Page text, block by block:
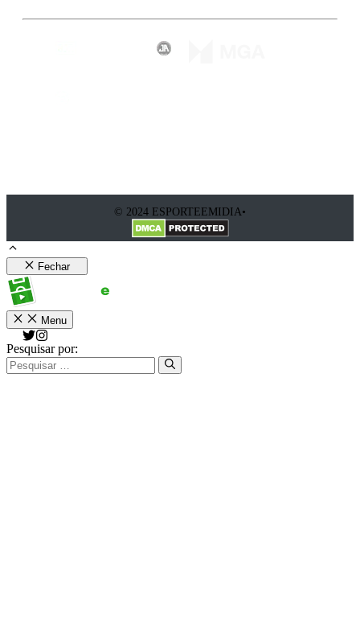
© 2024 ESPORTEEMIDIA•
Fechar
Menu
Pesquisar por: